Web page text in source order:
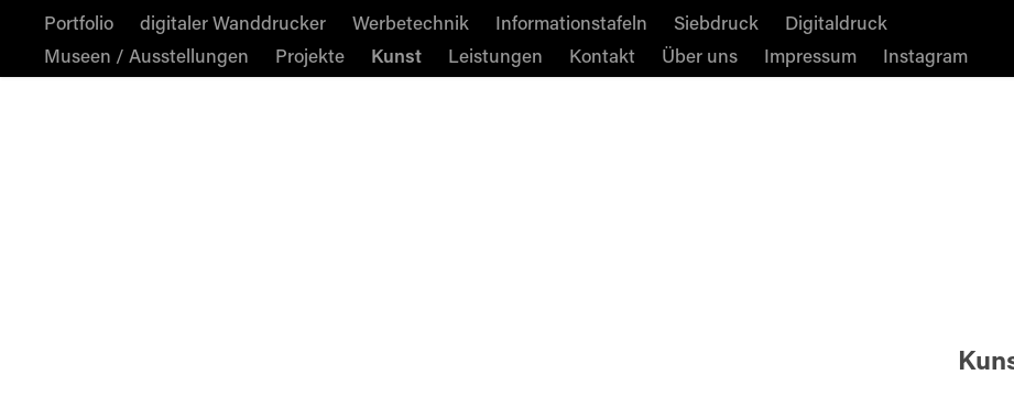
Portfolio digitaler Wanddrucker Werbetechnik Informationstafeln Siebdruck
Digitaldruck
Museen / Ausstellungen
Projekte Kunst Leistungen Kontakt Über uns Impressum Instagram